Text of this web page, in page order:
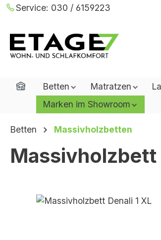
Hauptinhalt springen
Zur Suche springen
Zur Hauptnavigation springen
Service: 030 / 6159223
HomeBetten Matratzen
Marken im Showroom
Betten Massivholzbetten
Massivholzbett
Bildergalerie überspringen